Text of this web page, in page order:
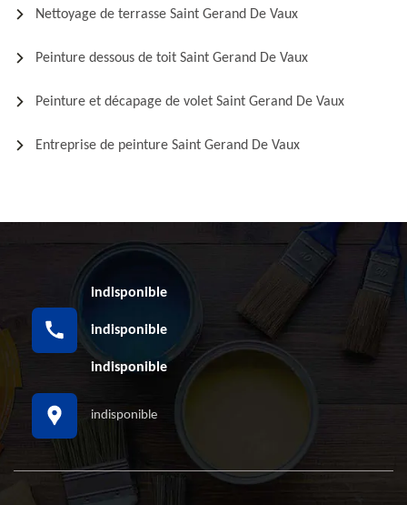
Nettoyage de terrasse Saint Gerand De Vaux
Peinture dessous de toit Saint Gerand De Vaux
Peinture et décapage de volet Saint Gerand De Vaux
Entreprise de peinture Saint Gerand De Vaux
indisponible
indisponible
indisponible
indisponible